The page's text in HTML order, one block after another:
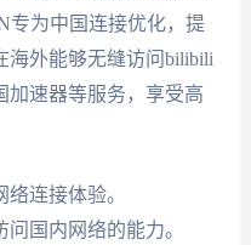
专为中国连接优化，提
海外能够无缝访问bilibili
加速器等服务，享受高
连接体验。
国内网络的能力。